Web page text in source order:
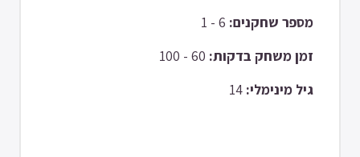
מספר שחקנים:
זמן משחק בדקות:
גיל מינימלי: